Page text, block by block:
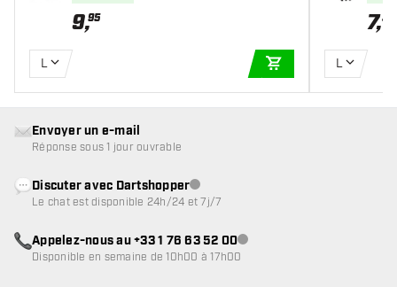
9,95
L
AJOUTER AU
7,35
L
Envoyer un e-mail
Réponse sous 1 jour ouvrable
Discuter avec DartshopperService client indisponible
Le chat est disponible 24h/24 et 7j/7
Appelez-nous au +33 1 76 63 52 00Service client indisponible
Disponible en semaine de 10h00 à 17h00